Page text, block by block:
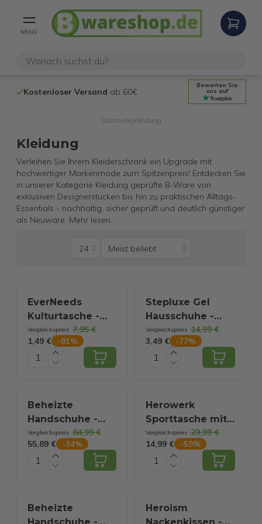
MENÜ
Kostenloser Versandab 60€
Bewerten Sie
uns auf
Startseite/ Kleidung
Kleidung
Verleihen Sie Ihrem Kleiderschrank ein Upgrade mit
hochwertiger Markenmode zum Spitzenpreis! Entdecken Sie
in unserer Kategorie Kleidung geprüfte B-Ware von
exklusiven Designerstücken bis hin zu praktischen Alltags-
Essentials - nachhaltig, sicher geprüft und deutlich günstiger
als Neuware. Mehr lesen...
EverNeeds
Kulturtasche -
Frauen und
Männer -
Organizer - 1
Vergleichspreis 7,95 €
1,49 €
-81%
Stepluxe Gel
Hausschuhe -
Größe 43/44 -
Blau
Vergleichspreis 14,99 €
3,49 €
-77%
Beheizte
Handschuhe -
Light L - 3
Einstellungen -
Elektrische
winddicht -
Wiederaufladbare
Vergleichspreis 84,99 €
55,89 €
-34%
Herowerk
Sporttasche mit
Schuhfach und
Nassfach,
Trainingstasche
Reisetasche,
Fitnesstasche,
Vergleichspreis 29,99 €
14,99 €
-50%
Beheizte
Heroism